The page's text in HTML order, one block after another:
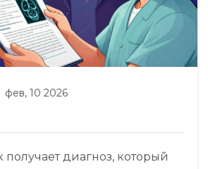
фев, 10 2026
получает диагноз, который